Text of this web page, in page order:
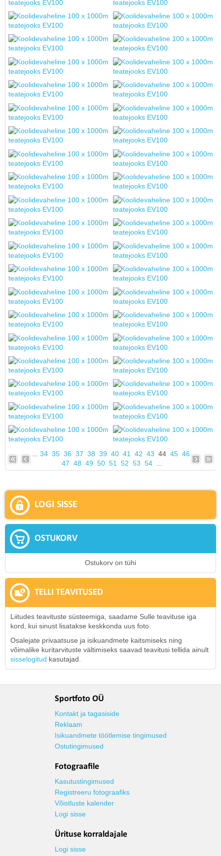
34 35 36 37 38 39 40 41 42 43 44 45 46
47 48 49 50 51 52 53 54...
LOGI SISSE
OSTUKORV
Ostukorv on tühi
TELLI TEAVITUSED
Liitudes teavituste süsteemiga, saadame Sulle teavituse iga
kord, kui sinust lisatakse keskkonda uus foto.
Osalejate privaatsuse ja isikuandmete kaitsmiseks ning
võimalike kuritarvituste vältimiseks saavad teavitusi tellida ainult
sisselogitud kasutajad.
Sportfoto OÜ
Kontakt ja tagasiside
Reklaam
Isikuandmete töötlemise tingimused
Ostutingimused
Fotograafile
Kasutustingimused
Registreeru fotograafiks
Võistluste kalender
Logi sisse
Ürituse korraldajale
Logi sisse